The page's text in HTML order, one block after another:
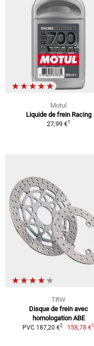
Motul
Liquide de frein Racing
27,99 €1
TRW
Disque de frein avec
homologation ABE
PVC 187,20 €2 158,78 €1